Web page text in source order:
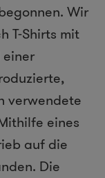
Wir
T-Shirts mit
verwendete
eines
auf die
Die